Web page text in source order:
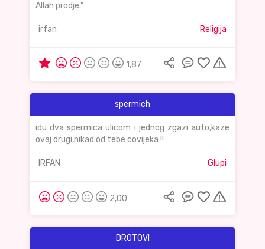
Allah prodje."
irfan Religija
1,87
spermich
idu dva spermica ulicom i jednog zgazi auto,kaze
ovaj drugi,nikad od tebe covijeka !!
IRFAN Glupi
2,00
DROTOVI